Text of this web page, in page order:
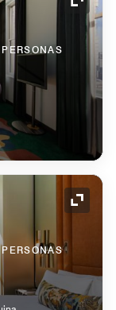
Icono
Icono